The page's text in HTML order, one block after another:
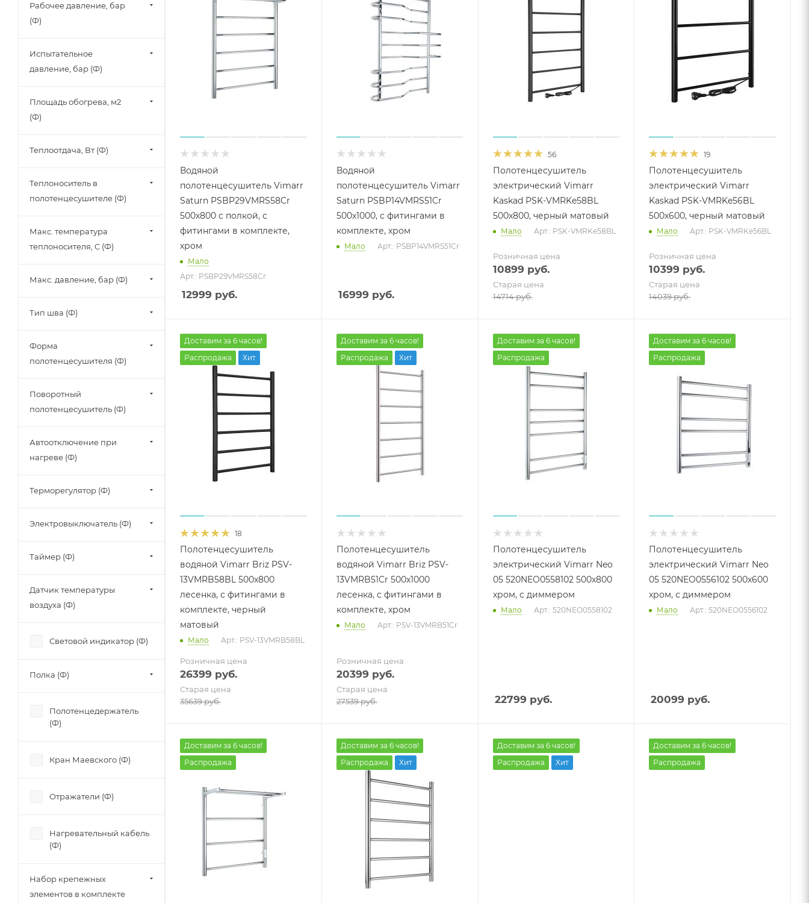
Водяной
полотенцесушитель Vimarr
Saturn PSBP29VMRS58Cr
500x800 с полкой, с
фитингами в комплекте,
хром
Мало
Арт.: PSBP29VMRS58Cr
12999 руб.
Водяной
полотенцесушитель Vimarr
Saturn PSBP14VMRS51Cr
500х1000, с фитингами в
комплекте, хром
Мало Арт.: PSBP14VMRS51Cr
16999 руб.
56
Полотенцесушитель
электрический Vimarr
Kaskad PSK-VMRKe58BL
500х800, черный матовый
Мало Арт.: PSK-VMRKe58BL
Розничная цена
10899 руб.
Старая цена
14714руб.
19
Полотенцесушитель
электрический Vimarr
Kaskad PSK-VMRKe56BL
500х600, черный матовый
Мало Арт.: PSK-VMRKe56BL
Розничная цена
10399 руб.
Старая цена
14039руб.
Доставим за 6 часов!
Распродажа
Хит
18
Полотенцесушитель
водяной Vimarr Briz PSV-
13VMRB58BL 500х800
лесенка, с фитингами в
комплекте, черный
матовый
Мало Арт.: PSV-13VMRB58BL
Розничная цена
26399 руб.
Старая цена
35639руб.
Доставим за 6 часов!
Распродажа
Хит
Полотенцесушитель
водяной Vimarr Briz PSV-
13VMRB51Cr 500х1000
лесенка, с фитингами в
комплекте, хром
Мало Арт.: PSV-13VMRB51Cr
Розничная цена
20399 руб.
Старая цена
27539руб.
Доставим за 6 часов!
Распродажа
Полотенцесушитель
электрический Vimarr Neo
05 520NEO0558102 500х800
хром, с диммером
Мало Арт.: 520NEO0558102
22799 руб.
Доставим за 6 часов!
Распродажа
Полотенцесушитель
электрический Vimarr Neo
05 520NEO0556102 500х600
хром, с диммером
Мало Арт.: 520NEO0556102
20099 руб.
Доставим за 6 часов!
Распродажа
Доставим за 6 часов!
Распродажа
Хит
Доставим за 6 часов!
Распродажа
Хит
Доставим за 6 часов!
Распродажа
Рабочее давление, бар
(Ф)
Испытательное
давление, бар (Ф)
Площадь обогрева, м2
(Ф)
Теплоотдача, Вт (Ф)
Теплоноситель в
полотенцесушителе (Ф)
Макс. температура
теплоносителя, C (Ф)
Макс. давление, бар (Ф)
Тип шва (Ф)
Форма
полотенцесушителя (Ф)
Поворотный
полотенцесушитель (Ф)
Автоотключение при
нагреве (Ф)
Терморегулятор (Ф)
Электровыключатель (Ф)
Таймер (Ф)
Датчик температуры
воздуха (Ф)
Световой индикатор (Ф)
Полка (Ф)
Полотенцедержатель
(Ф)
Кран Маевского (Ф)
Отражатели (Ф)
Нагревательный кабель
(Ф)
Набор крепежных
элементов в комплекте